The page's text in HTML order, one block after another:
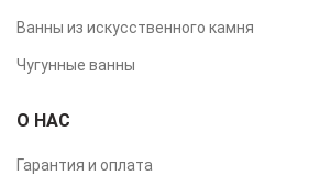
Ванны из искусственного камня
Чугунные ванны
О НАС
Гарантия и оплата